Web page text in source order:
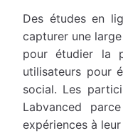
Des études en
capturer une
pour étudier la
utilisateurs pour
social. Les
Labvanced
expériences à